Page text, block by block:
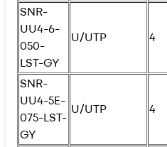
SNR-
UU4-6-
050-
LST-GY
U/UTP 4
SNR-
UU4-5E-
075-LST-
GY
U/UTP 4